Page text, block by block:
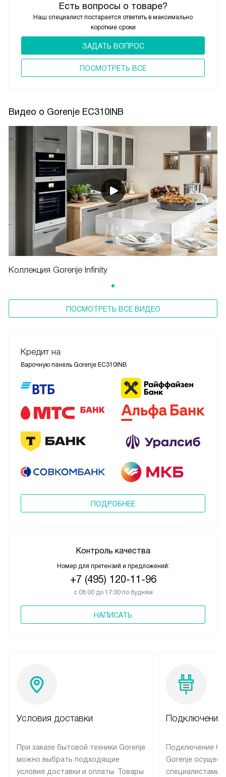
Есть вопросы о товаре?
Наш специалист постарается ответить в максимально
короткие сроки
ЗАДАТЬ ВОПРОС
ПОCМОТРЕТЬ ВСЕ
Видео о Gorenje EC310INB
Коллекция Gorenje Infinity
ПОСМОТРЕТЬ ВСЕ ВИДЕО
Кредит на
Варочную панель Gorenje EC310INB
ПОДРОБНЕЕ
Контроль качества
Номер для претензий и предложений:
+7 (495) 120-11-96
с 08:00 до 17:00 по будням
НАПИСАТЬ
Условия доставки
При заказе бытовой техники Gorenje
можно выбрать подходящие
условия доставки и оплаты. Товары
Подключение
Подключение
Gorenje
специалистами